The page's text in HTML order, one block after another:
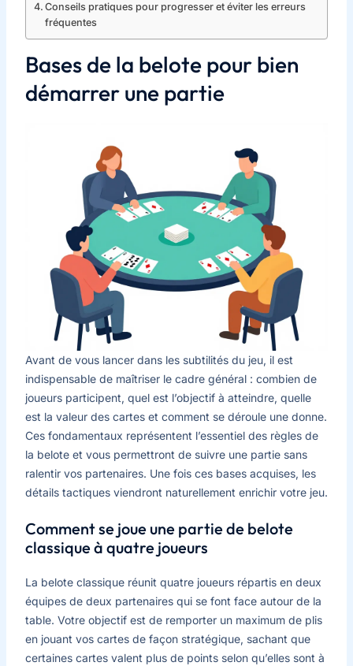
Conseils pratiques pour progresser et éviter les erreurs
fréquentes
Bases de la belote pour bien
démarrer une partie
Avant de vous lancer dans les subtilités du jeu, il est
indispensable de maîtriser le cadre général : combien de
joueurs participent, quel est l’objectif à atteindre, quelle
est la valeur des cartes et comment se déroule une donne.
Ces fondamentaux représentent l’essentiel des règles de
la belote et vous permettront de suivre une partie sans
ralentir vos partenaires. Une fois ces bases acquises, les
détails tactiques viendront naturellement enrichir votre jeu.
Comment se joue une partie de belote
classique à quatre joueurs
La belote classique réunit quatre joueurs répartis en deux
équipes de deux partenaires qui se font face autour de la
table. Votre objectif est de remporter un maximum de plis
en jouant vos cartes de façon stratégique, sachant que
certaines cartes valent plus de points selon qu’elles sont à